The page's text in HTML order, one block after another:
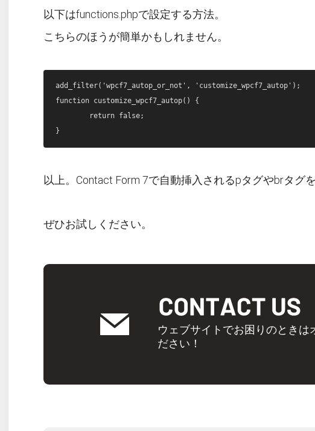
以下はfunctions.phpで設定する方法。
こちらのほうが簡単かもしれません。
add_filter('wpcf7_autop_or_not', 'customize_wpcf7_autop');
function customize_wpcf7_autop() {
以上。Contact Form 7で自動挿入されるpタグやbrタグ
ぜひお試しください。
ウェブサイトでお困りのときは
ださい！